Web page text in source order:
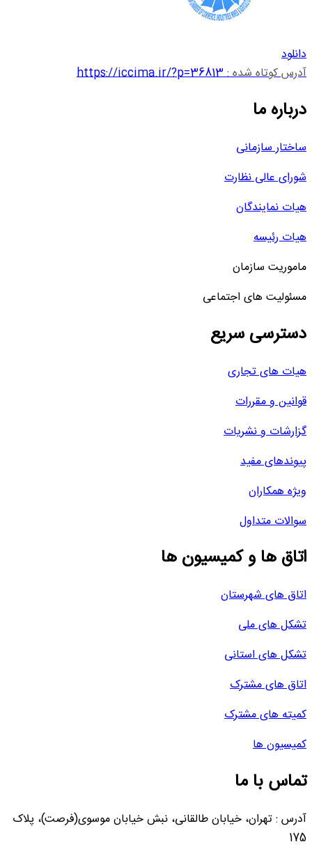
دانلود
آدرس کوتاه شده :https://iccima.ir/?p=36813
درباره ما
ساختار سازمانی
شورای عالی نظارت
هیات نمایندگان
هیات رئیسه
ماموریت سازمان
مسئولیت های اجتماعی
دسترسی سریع
هیات های تجاری
قوانین و مقررات
گزارشات و نشریات
پیوندهای مفید
ویژه همکاران
سوالات متداول
اتاق ها و کمیسیون ها
اتاق های شهرستان
تشکل های ملی
تشکل های استانی
اتاق های مشترک
کمیته های مشترک
کمیسیون ها
تماس با ما
آدرس : تهران، خیابان طالقانی، نبش خیابان موسوی(فرصت)، پلاک
175